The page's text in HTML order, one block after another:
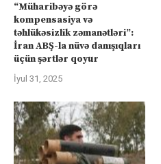
“Müharibəyə görə
kompensasiya və
təhlükəsizlik zəmanətləri”:
İran ABŞ-la nüvə danışıqları
üçün şərtlər qoyur
İyul 31, 2025